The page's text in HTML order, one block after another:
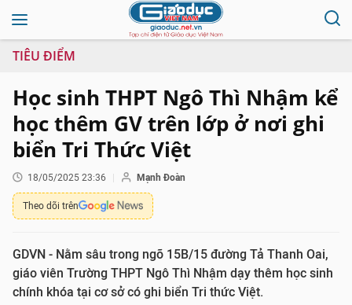
TIÊU ĐIỂM
Học sinh THPT Ngô Thì Nhậm kể
học thêm GV trên lớp ở nơi ghi
biển Tri Thức Việt
18/05/2025 23:36 Mạnh Đoàn
Theo dõi trên
GDVN - Nằm sâu trong ngõ 15B/15 đường Tả Thanh Oai,
giáo viên Trường THPT Ngô Thì Nhậm dạy thêm học sinh
chính khóa tại cơ sở có ghi biển Tri thức Việt.